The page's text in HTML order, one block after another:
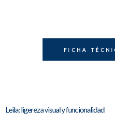
FICHA
Leila: ligereza visual y funcionalidad